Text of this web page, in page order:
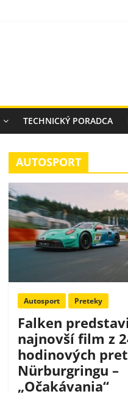
TECHNICKÝ PORADCA
AUTOSPORT
Autosport Preteky
Falken
najnovší film z
hodinových
Nürburgringu –
„Očakávania“